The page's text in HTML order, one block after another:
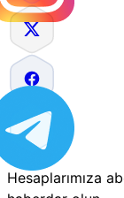
Hesaplarımıza